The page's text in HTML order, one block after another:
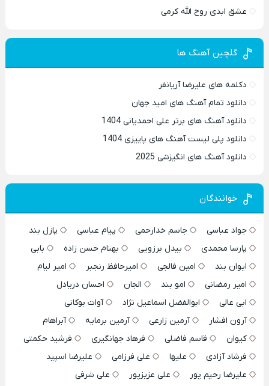
عشق ابدی روح الله کرمی
گلچین آهنگ ها
دکلمه های علیرضا آریانفر
دانلود تمام آهنگ های امید جهان
دانلود آهنگ های برتر علی احمدیانی 1404
دانلود پلی لیست آهنگ های پاییزی 1404
دانلود آهنگ های انگیزشی 2025
خوانندگان
جواد عباسی جاسم خدارحمی پیام عباسی
پازل بند
پارسا محمدی
بیدل برزویی بهنام حسن زاده
بابی
ایوان بند
امین فالجی امیرحافظ رنجبر
امیر لیام
امیر رمضانی
امو بند الجان
احسان دریادل
ابی عالی
ابوالفضل اسماعیل نژاد
آوات بوکانی
آرون افشار
آرمین زارعی آرمین برمایه
آبراهام
کیوان
قاسم فاضلی فرهاد جهانگیری
فرشید حکمتی
فرشاد آزادی
علیها علی فرزامی
علیرضا اسپید
علیرضا رحیم پور
علی عزیزپور
علی شرفی